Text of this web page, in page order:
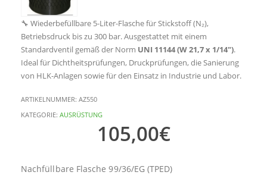
🔧 Wiederbefüllbare 5-Liter-Flasche für Stickstoff (N₂),
Betriebsdruck bis zu 300 bar. Ausgestattet mit einem
Standardventil gemäß der Norm UNI 11144 (W 21,7 x 1/14″).
Ideal für Dichtheitsprüfungen, Druckprüfungen, die Sanierung
von HLK-Anlagen sowie für den Einsatz in Industrie und Labor.
ARTIKELNUMMER: AZ550
KATEGORIE: AUSRÜSTUNG
105,00€
Nachfüllbare Flasche 99/36/EG (TPED)